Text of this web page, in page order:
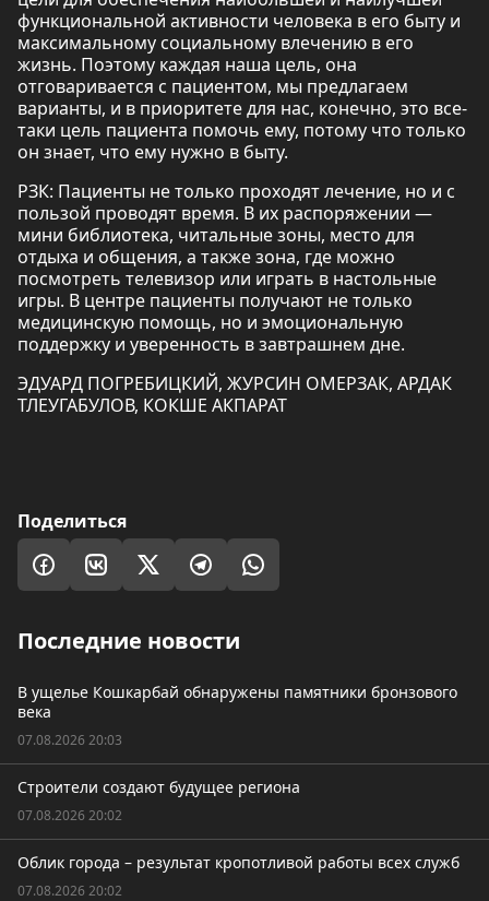
функциональной активности человека в его быту и
максимальному социальному влечению в его
жизнь. Поэтому каждая наша цель, она
отговаривается с пациентом, мы предлагаем
варианты, и в приоритете для нас, конечно, это все-
таки цель пациента помочь ему, потому что только
он знает, что ему нужно в быту.
РЗК: Пациенты не только проходят лечение, но и с
пользой проводят время. В их распоряжении —
мини библиотека, читальные зоны, место для
отдыха и общения, а также зона, где можно
посмотреть телевизор или играть в настольные
игры. В центре пациенты получают не только
медицинскую помощь, но и эмоциональную
поддержку и уверенность в завтрашнем дне.
ЭДУАРД ПОГРЕБИЦКИЙ, ЖУРСИН ОМЕРЗАК, АРДАК
ТЛЕУГАБУЛОВ, КОКШЕ АКПАРАТ
Поделиться
Последние новости
В ущелье Кошкарбай обнаружены памятники бронзового
века
07.08.2026 20:03
Строители создают будущее региона
07.08.2026 20:02
Облик города – результат кропотливой работы всех служб
07.08.2026 20:02